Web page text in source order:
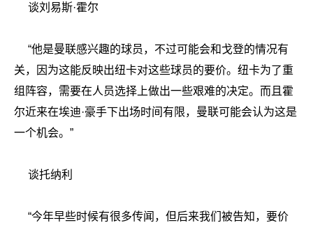
谈刘易斯·霍尔
“他是曼联感兴趣的球员，不过可能会和戈登的情况有
关，因为这能反映出纽卡对这些球员的要价。纽卡为了重
组阵容，需要在人员选择上做出一些艰难的决定。而且霍
尔近来在埃迪·豪手下出场时间有限，曼联可能会认为这是
一个机会。”
谈托纳利
“今年早些时候有很多传闻，但后来我们被告知，要价